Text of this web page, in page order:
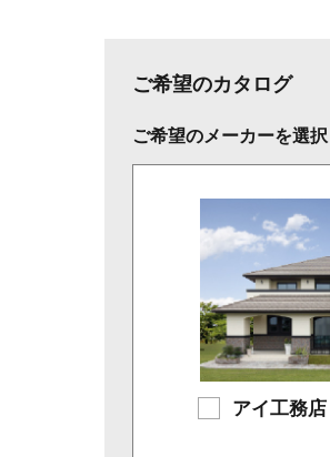
ご希望のカタログ
ご希望のメーカーを選
アイ工務店